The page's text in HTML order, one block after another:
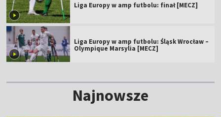
Liga Europy w amp futbolu: finał [MECZ]
Liga Europy w amp futbolu: Śląsk Wrocław –
Olympique Marsylia [MECZ]
Najnowsze